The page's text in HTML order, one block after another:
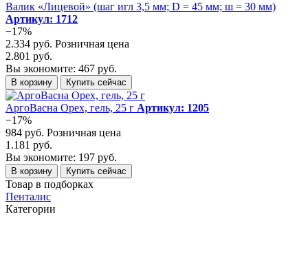
Валик «Лицевой» (шаг игл 3,5 мм; D = 45 мм; ш = 30 мм)
Артикул: 1712
−17%
2.334 руб. Розничная цена
2.801 руб.
Вы экономите: 467 руб.
В корзину Купить сейчас
АргоВасна Орех, гель, 25 г Артикул: 1205
−17%
984 руб. Розничная цена
1.181 руб.
Вы экономите: 197 руб.
В корзину Купить сейчас
Товар в подборках
Пенталис
Категории